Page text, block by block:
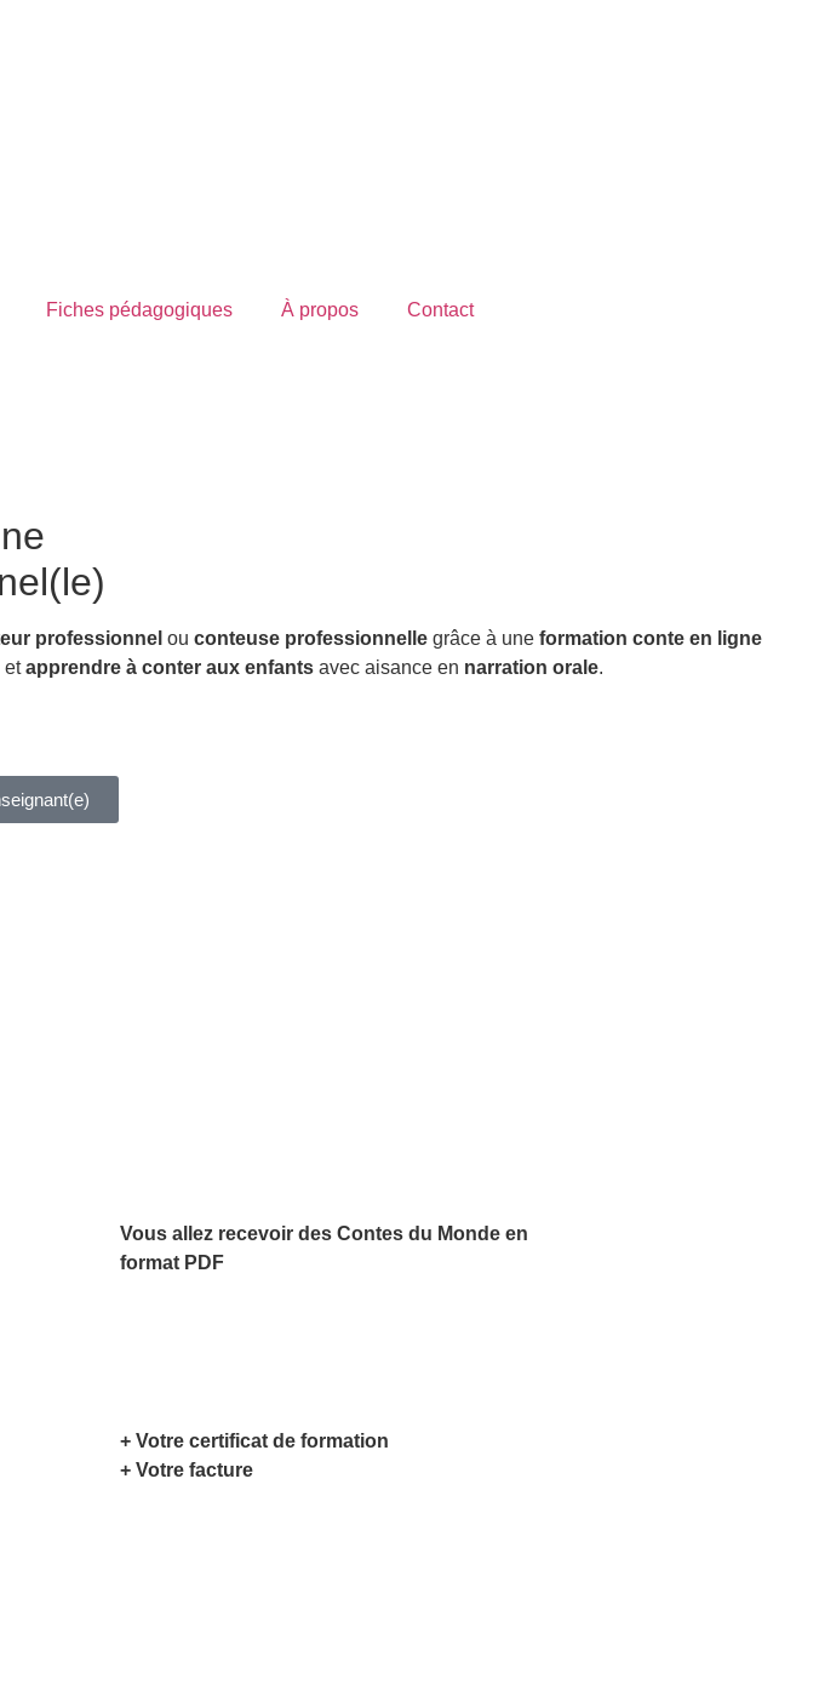
Fiches pédagogiques À propos Contact
professionnel ou conteuse professionnelle grâce à une formation conte en ligne
etapprendre à conter aux enfants avec aisance en narration orale.
Vous allez recevoir des Contes du Monde en
format PDF
+ Votre certificat de formation
+ Votre facture